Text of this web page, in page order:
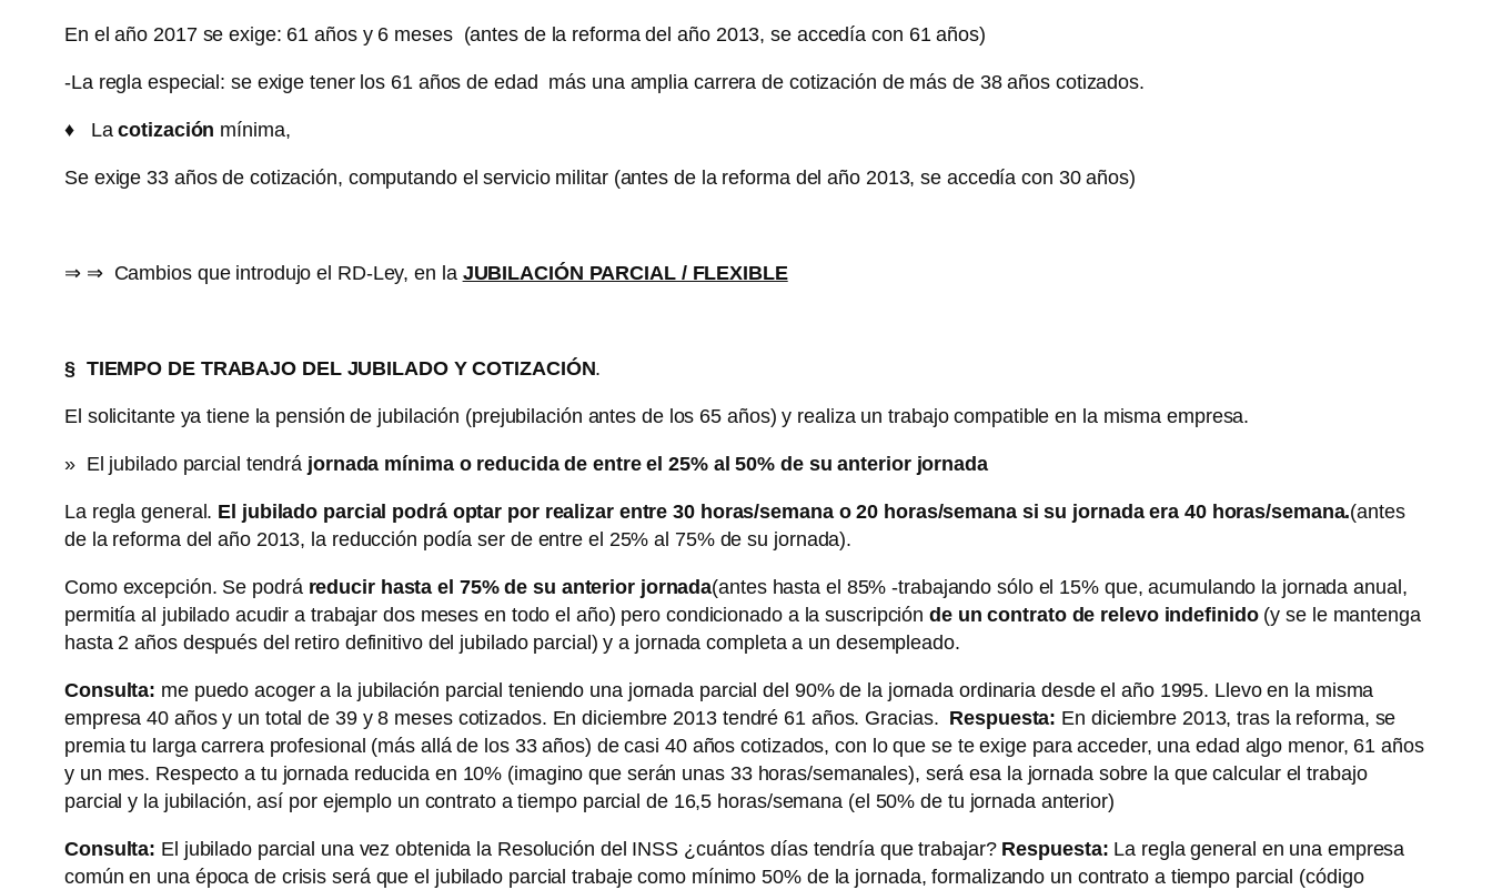
En el año 2017 se exige: 61 años y 6 meses (antes de la reforma del año 2013, se accedía con 61 años)
-La regla especial: se exige tener los 61 años de edad más una amplia carrera de cotización de más de 38 años cotizados.
♦Lacotización mínima,
Se exige 33 años de cotización, computando el servicio militar (antes de la reforma del año 2013, se accedía con 30 años)
⇒ ⇒ Cambios que introdujo el RD-Ley, en la JUBILACIÓN PARCIAL / FLEXIBLE
§ TIEMPO DE TRABAJO DEL JUBILADO Y COTIZACIÓN.
El solicitante ya tiene la pensión de jubilación (prejubilación antes de los 65 años) y realiza un trabajo compatible en la misma empresa.
» El jubilado parcial tendrá jornada mínima o reducida de entre el 25% al 50% de su anterior jornada
La regla general. El jubilado parcial podrá optar por realizar entre 30 horas/semana o 20 horas/semana si su jornada era 40 horas/semana.(antes
de la reforma del año 2013, la reducción podía ser de entre el 25% al 75% de su jornada).
Como excepción. Se podrá reducir hasta el 75% de su anterior jornada(antes hasta el 85% -trabajando sólo el 15% que, acumulando la jornada anual,
permitía al jubilado acudir a trabajar dos meses en todo el año) pero condicionado a la suscripciónde un contrato de relevo indefinido(y se le mantenga
hasta 2 años después del retiro definitivo del jubilado parcial) y a jornada completa a un desempleado.
Consulta: me puedo acoger a la jubilación parcial teniendo una jornada parcial del 90% de la jornada ordinaria desde el año 1995. Llevo en la misma
empresa 40 años y un total de 39 y 8 meses cotizados. En diciembre 2013 tendré 61 años. Gracias. Respuesta: En diciembre 2013, tras la reforma, se
premia tu larga carrera profesional (más allá de los 33 años) de casi 40 años cotizados, con lo que se te exige para acceder, una edad algo menor, 61 años
y un mes. Respecto a tu jornada reducida en 10% (imagino que serán unas 33 horas/semanales), será esa la jornada sobre la que calcular el trabajo
parcial y la jubilación, así por ejemplo un contrato a tiempo parcial de 16,5 horas/semana (el 50% de tu jornada anterior)
Consulta: El jubilado parcial una vez obtenida la Resolución del INSS ¿cuántos días tendría que trabajar? Respuesta: La regla general en una empresa
común en una época de crisis será que el jubilado parcial trabaje como mínimo 50% de la jornada, formalizando un contrato a tiempo parcial (código